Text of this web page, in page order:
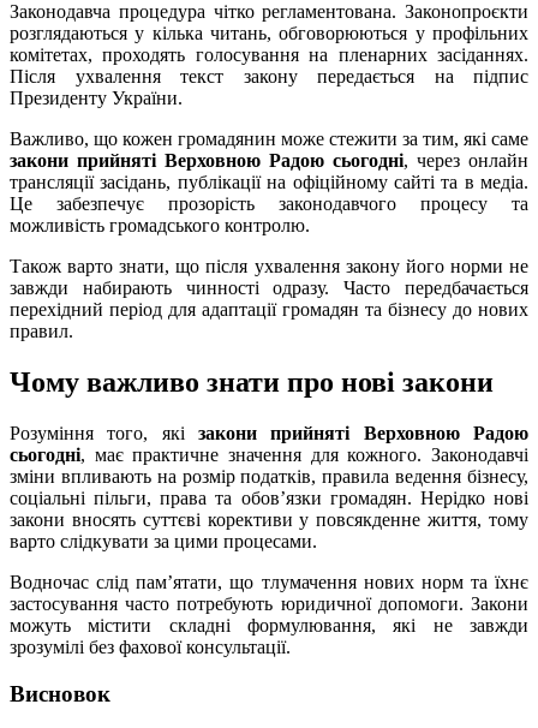
Законодавча процедура чітко регламентована. Законопроєкти
розглядаються у кілька читань, обговорюються у профільних
комітетах, проходять голосування на пленарних засіданнях.
Після ухвалення текст закону передається на підпис
Президенту України.
Важливо, що кожен громадянин може стежити за тим, які саме
закони прийняті Верховною Радою сьогодні, через онлайн
трансляції засідань, публікації на офіційному сайті та в медіа.
Це забезпечує прозорість законодавчого процесу та
можливість громадського контролю.
Також варто знати, що після ухвалення закону його норми не
завжди набирають чинності одразу. Часто передбачається
перехідний період для адаптації громадян та бізнесу до нових
правил.
Чому важливо знати про нові закони
Розуміння того, які закони прийняті Верховною Радою
сьогодні, має практичне значення для кожного. Законодавчі
зміни впливають на розмір податків, правила ведення бізнесу,
соціальні пільги, права та обов’язки громадян. Нерідко нові
закони вносять суттєві корективи у повсякденне життя, тому
варто слідкувати за цими процесами.
Водночас слід пам’ятати, що тлумачення нових норм та їхнє
застосування часто потребують юридичної допомоги. Закони
можуть містити складні формулювання, які не завжди
зрозумілі без фахової консультації.
Висновок